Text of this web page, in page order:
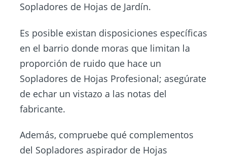
Sopladores de Hojas de Jardín.
Es posible existan disposiciones específicas
en el barrio donde moras que limitan la
proporción de ruido que hace un
Sopladores de Hojas Profesional; asegúrate
de echar un vistazo a las notas del
fabricante.
Además, compruebe qué complementos
del Sopladores aspirador de Hojas